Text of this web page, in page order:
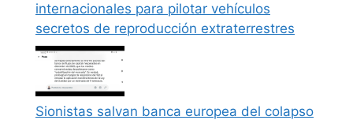
internacionales para pilotar vehículos
secretos de reproducción extraterrestres
Sionistas salvan banca europea del colapso